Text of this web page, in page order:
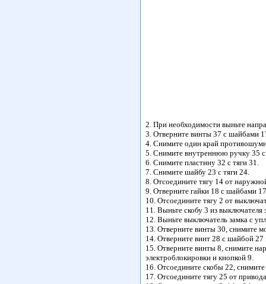
2. При необходимости выньте
3. Отверните винты 37 с шайбами
4. Снимите один край
5. Снимите внутреннюю ручку 35
6. Снимите пластину 32 с тяги 31.
7. Снимите шайбу 23 с тяги 24.
8. Отсоедините тягу 14 от
9. Отверните гайки 18 с шайбами
10. Отсоедините тягу 2 от
11. Выньте скобу 3 из выключателя
12. Выньте выключатель замка с
13. Отверните винты 30, снимите
14. Отверните винт 28 с шайбой 27
15. Отверните винты 8, снимите
электроблокировки и кнопкой 9.
16. Отсоедините скобы 22,
17. Отсоедините тягу 25 от